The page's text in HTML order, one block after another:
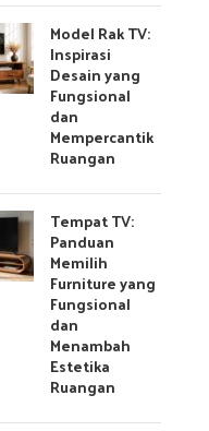
Model Rak TV:
Inspirasi
Desain yang
Fungsional
dan
Mempercantik
Ruangan
Tempat TV:
Panduan
Memilih
Furniture yang
Fungsional
dan
Menambah
Estetika
Ruangan